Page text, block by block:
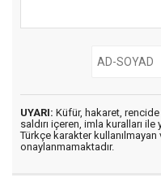
UYARI: Küfür, hakaret,
saldırı içeren, imla kuralları ile
Türkçe karakter
onaylanmamaktadır.